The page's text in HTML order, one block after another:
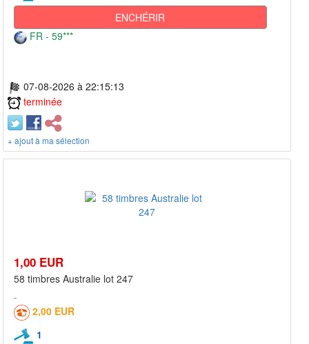
ENCHÉRIR
FR - 59***
07-08-2026 à 22:15:13
terminée
+ ajout à ma sélection
1,00 EUR
58 timbres Australie lot 247
2,00 EUR
1